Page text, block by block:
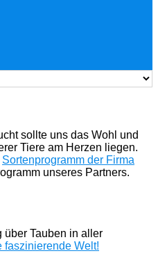
sollte uns das Wohl und
Tiere am Herzen liegen.
Sortenprogramm der Firma
unseres Partners.
über Tauben in aller
faszinierende Welt!